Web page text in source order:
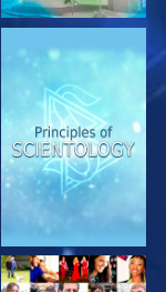
EXPLORA LAS
SERIES